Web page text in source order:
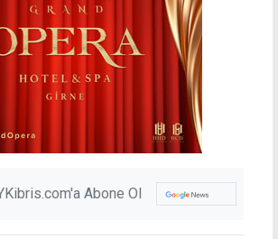
Abone Ol